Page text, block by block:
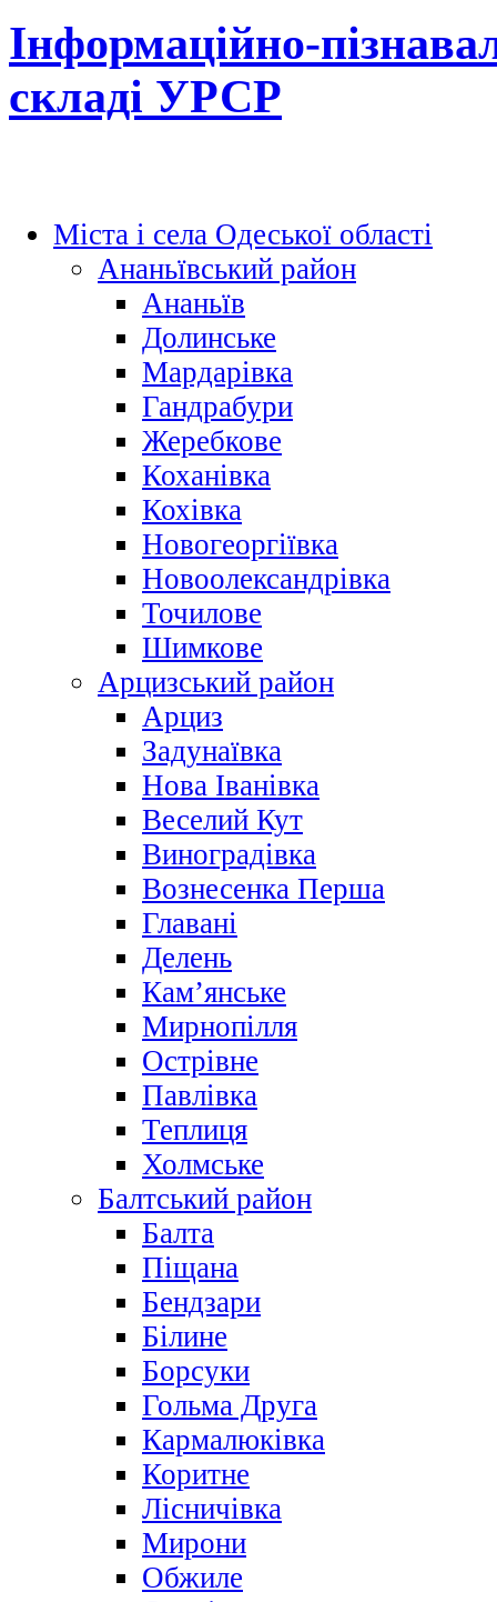
Інформаційно-
складі УРСР
Міста і села Одеської області
Ананьївський район
Ананьїв
Долинське
Мардарівка
Гандрабури
Жеребкове
Коханівка
Кохівка
Новогеоргіївка
Новоолександрівка
Точилове
Шимкове
Арцизський район
Арциз
Задунаївка
Нова Іванівка
Веселий Кут
Виноградівка
Вознесенка Перша
Главані
Делень
Кам’янське
Мирнопілля
Острівне
Павлівка
Теплиця
Холмське
Балтський район
Балта
Піщана
Бендзари
Білине
Борсуки
Гольма Друга
Кармалюківка
Коритне
Лісничівка
Мирони
Обжиле